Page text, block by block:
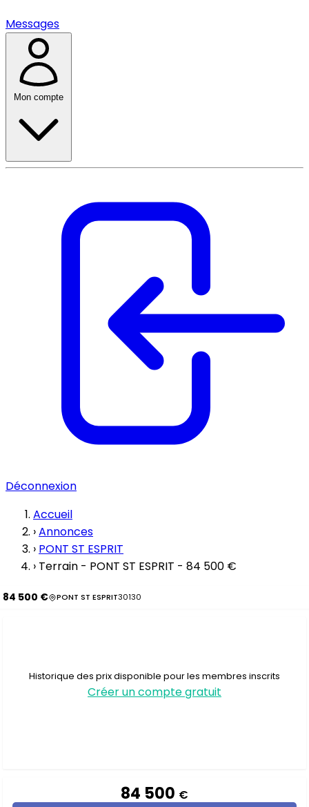
Messages
Mon compte
Déconnexion
Accueil
›Annonces
› PONT ST ESPRIT
› Terrain - PONT ST ESPRIT - 84 500 €
84 500 € PONT ST ESPRIT30130
Historique des prix disponible pour les membres inscrits
Créer un compte gratuit
84 500 €